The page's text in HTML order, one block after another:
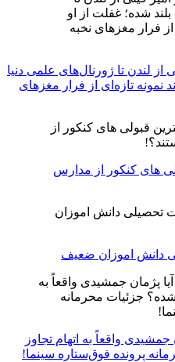
لندن تا ژورنال‌های علمی دنیا
نمونه تازه‌ای از فرار مغزهای
های کنکور از مدارس
دانش اموزان ضعیف
واقعاً به اتهام تجاوز
پرونده فوق‌ستاره سینما!